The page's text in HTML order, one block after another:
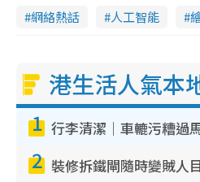
網絡熱話 人工智能
港生活人氣本
1
2